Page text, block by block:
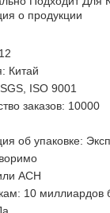
о продукции
Китай
ISO 9001
заказов: 10000
об упаковке:
ACH
10 миллиардов